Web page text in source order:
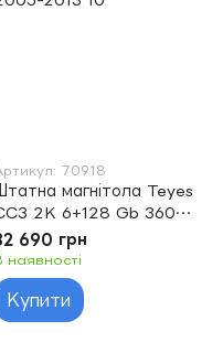
70918
магнітола Teyes
2K 6+128 Gb 360°
IS250 XE20 2005-
10"
690 грн
наявності
Купити